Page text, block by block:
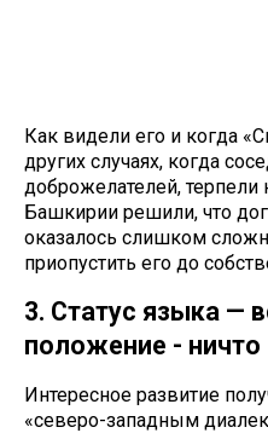
Как видели его и когда
других случаях, когда
доброжелателей,
Башкирии решили, что
оказалось слишком
приопустить его до
3. Статус языка —
положение - ничто
Интересное развитие
«северо-западным